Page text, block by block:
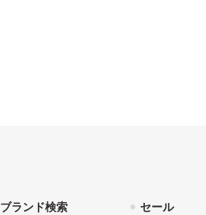
ブランド検索
セール